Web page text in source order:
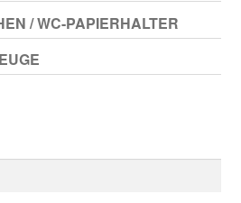
/ WC-PAPIERHALTER